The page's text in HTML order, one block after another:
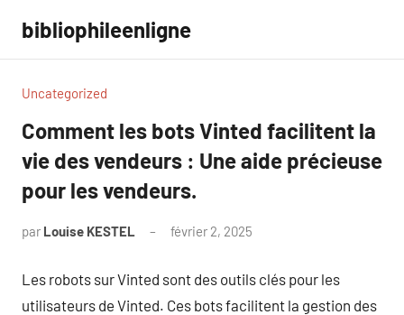
contenu
bibliophileenligne
Uncategorized
Comment les bots Vinted facilitent la
vie des vendeurs : Une aide précieuse
pour les vendeurs.
par Louise KESTEL février 2, 2025
Les robots sur Vinted sont des outils clés pour les
utilisateurs de Vinted. Ces bots facilitent la gestion des